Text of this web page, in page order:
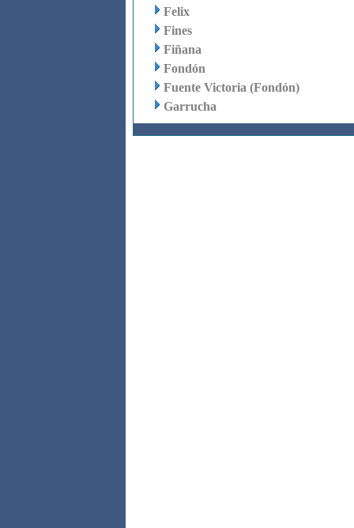
Felix
Fines
Fiñana
Fondón
Fuente Victoria (Fondón)
Garrucha